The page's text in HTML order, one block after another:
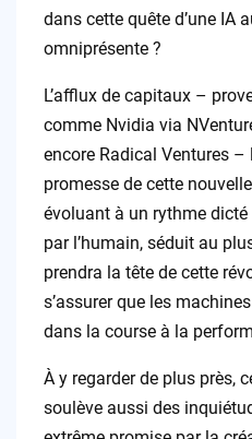
dans cette quête d’une IA
omniprésente ?
L’afflux de capitaux –
comme Nvidia via
encore Radical Ventures –
promesse de cette
évoluant à un rythme
par l’humain, séduit au
prendra la tête de cette
s’assurer que les
dans la course à la
À y regarder de plus près,
soulève aussi des